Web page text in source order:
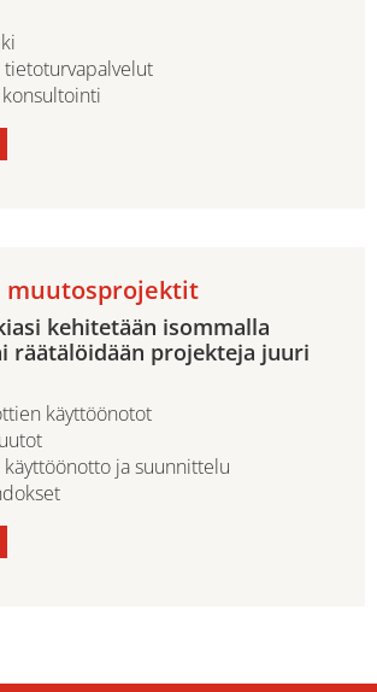
muutosprojektit
kehitetään isommalla
räätälöidään projekteja juuri
käyttöönotot
ja suunnittelu